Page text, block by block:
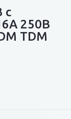
с
250В
TDM